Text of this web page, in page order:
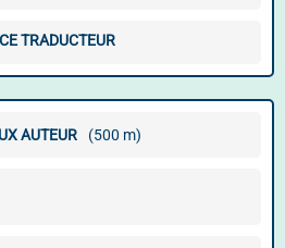
TRADUCTEUR
AUTEUR (500 m)